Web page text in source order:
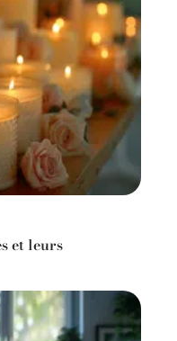
et leurs